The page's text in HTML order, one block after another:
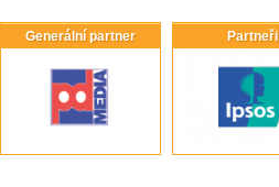
Generální partner Partneři